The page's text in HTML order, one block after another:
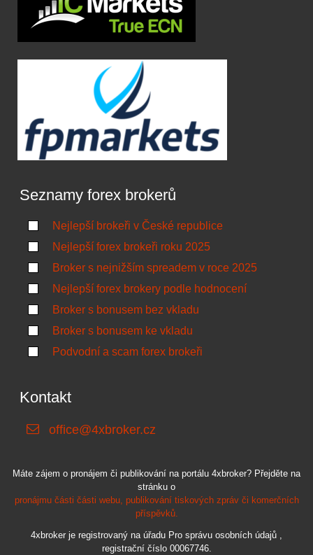
Seznamy forex brokerů
Nejlepší brokeři v České republice
Nejlepší forex brokeři roku 2025
Broker s nejnižším spreadem v roce 2025
Nejlepší forex brokery podle hodnocení
Broker s bonusem bez vkladu
Broker s bonusem ke vkladu
Podvodní a scam forex brokeři
Kontakt
office@4xbroker.cz
Máte zájem o pronájem či publikování na portálu 4xbroker? Přejděte na
stránku o
pronájmu části části webu, publikování tiskových zpráv či komerčních
příspěvků.
4xbroker je registrovaný na úřadu Pro správu osobních údajů ,
registrační číslo 00067746.